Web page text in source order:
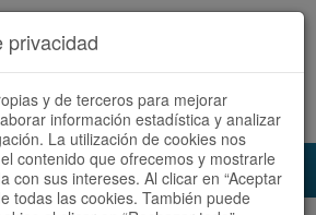
ara Español Català
privacidad
y de terceros para mejorar
información estadística y analizar
La utilización de cookies nos
contenido que ofrecemos y mostrarle
con sus intereses. Al clicar en “Aceptar
todas las cookies. También puede